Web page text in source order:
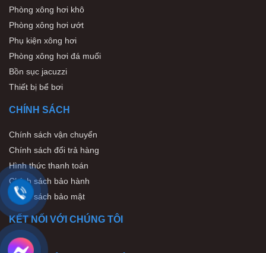
Phòng xông hơi khô
Phòng xông hơi ướt
Phụ kiện xông hơi
Phòng xông hơi đá muối
Bồn sục jacuzzi
Thiết bị bể bơi
CHÍNH SÁCH
Chính sách vận chuyển
Chính sách đổi trả hàng
Hình thức thanh toán
Chính sách bảo hành
Chính sách bảo mật
KẾT NỐI VỚI CHÚNG TÔI